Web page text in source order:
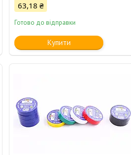
63,18 ₴
Готово до відправки
Купити